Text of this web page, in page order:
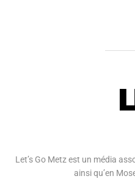
Let’s Go Metz est un média
ainsi qu’en